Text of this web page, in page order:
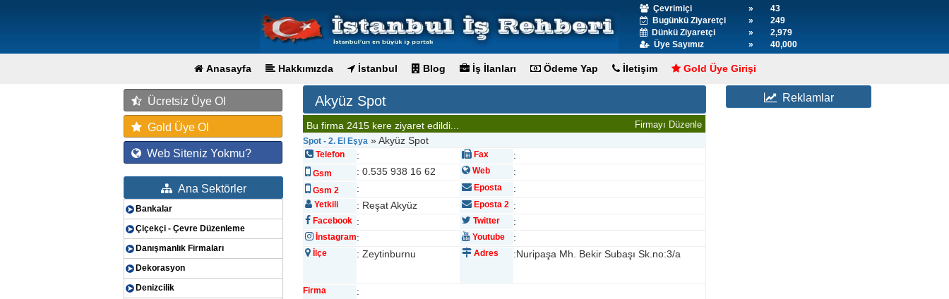
Çevrimiçi »
43
Bugünkü Ziyaretçi
»
249
Dünkü Ziyaretçi
»
2,979
Üye Sayımız
» 40,000
Anasayfa Hakkımızda İstanbul Blog İş İlanları Ödeme Yap İletişim Gold Üye Girişi
Ücretsiz Üye Ol
Gold Üye Ol
Web Siteniz Yokmu?
Ana Sektörler
Bankalar
Çiçekçi - Çevre Düzenleme
Danışmanlık Firmaları
Dekorasyon
Denizcilik
Akyüz Spot
Bu firma 2415 kere ziyaret edildi... Firmayı Düzenle
Spot - 2. El Eşya » Akyüz Spot
Telefon : Fax :
Gsm : 0.535 938 16 62 Web :
Gsm 2 : Eposta :
Yetkili : Reşat Akyüz Eposta 2 :
Facebook : Twitter :
İnstagram: Youtube :
İlçe : Zeytinburnu Adres :Nuripaşa Mh. Bekir Subaşı Sk.no:3/a
Firma
:
Reklamlar